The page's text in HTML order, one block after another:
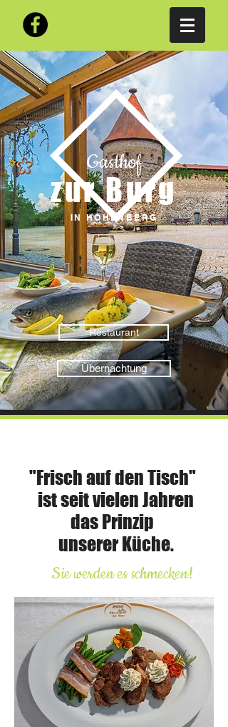
zur Burg
IN HOHENBERG
Gasthof
Restaurant
Übernachtung
" Frisch auf den Tisch"
ist seit vielen Jahren
das Prinzip
unserer Küche.
Sie werden es schmecken!